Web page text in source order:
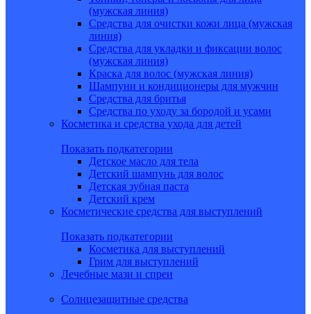
(мужская линия)
Средства для очистки кожи лица (мужская
линия)
Средства для укладки и фиксации волос
(мужская линия)
Краска для волос (мужская линия)
Шампуни и кондиционеры для мужчин
Средства для бритья
Средства по уходу за бородой и усами
Косметика и средства ухода для детей
Показать подкатегории
Детское масло для тела
Детский шампунь для волос
Детская зубная паста
Детский крем
Косметические средства для выступлений
Показать подкатегории
Косметика для выступлений
Грим для выступлений
Лечебные мази и спреи
Солнцезащитные средства